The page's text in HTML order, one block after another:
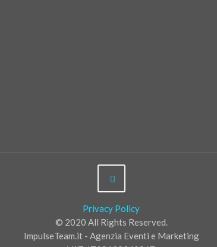
Privacy Policy
© 2020 All Rights Reserved.
ImpulseTeam.it - Agenzia Eventi e Marketing